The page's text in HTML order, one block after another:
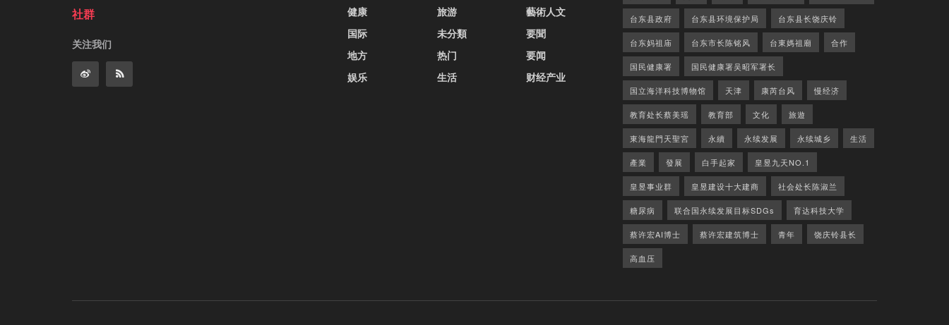
社群
关注我们
健康
国际
地方
娱乐
旅游
未分類
热门
生活
藝術人文
要聞
要闻
财经产业
台东县政府 台东县环境保护局 台东县长饶庆铃
台东妈祖庙 台东市长陈铭风 台東媽祖廟 合作
国民健康署 国民健康署吴昭军署长
国立海洋科技博物馆 天津 康芮台风 慢经济
教育处长蔡美瑶 教育部 文化 旅遊
東海龍門天聖宮 永續 永续发展 永续城乡 生活
產業 發展 白手起家 皇昱九天NO.1
皇昱事业群 皇昱建设十大建商 社会处长陈淑兰
糖尿病 联合国永续发展目标SDGs 育达科技大学
蔡许宏AI博士 蔡许宏建筑博士 青年 饶庆铃县长
高血压